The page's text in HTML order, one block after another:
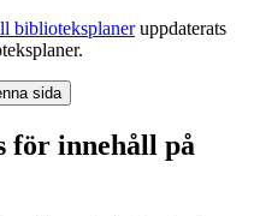
biblioteksplaneruppdaterats
sida
för innehåll på